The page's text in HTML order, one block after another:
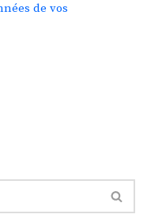
de vos